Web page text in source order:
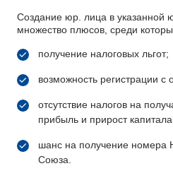
Создание юр. лица в указанной
множество плюсов, среди
получение налоговых льгот;
возможность регистрации
отсутствие налогов на
прибыль и прирост
шанс на получение номера
Союза.